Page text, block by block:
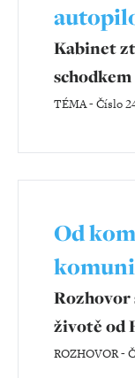
Kabinet
TÉMA-Číslo
Od
Rozhovor
životě od
ROZHOVOR-